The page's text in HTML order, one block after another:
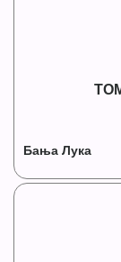
Бања Лука